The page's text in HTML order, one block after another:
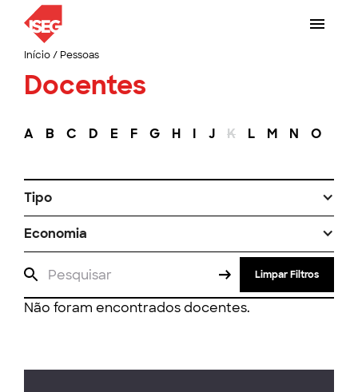
Início/ Pessoas
Docentes
A B C D E F G H I J K L M N O
Tipo
Economia
Limpar Filtros
Não foram encontrados docentes.